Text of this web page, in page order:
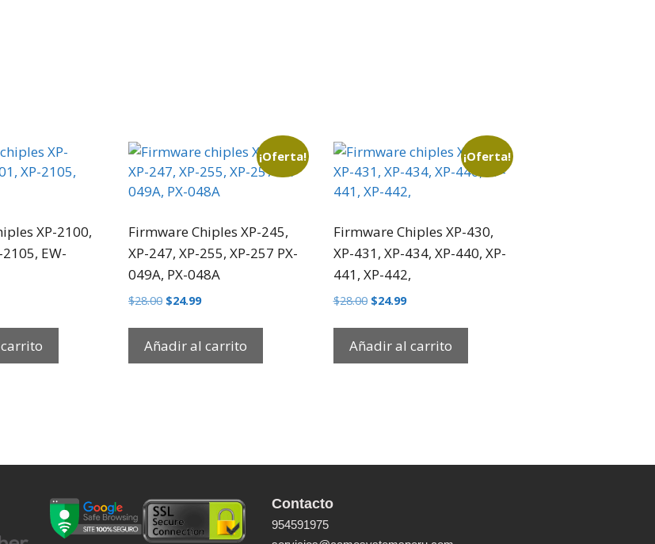
XP-2100,
EW-
¡Oferta!
Firmware Chiples XP-245,
XP-247, XP-255, XP-257 PX-
049A, PX-048A
$28.00 $24.99
Añadir al carrito
¡Oferta!
Firmware Chiples XP-430,
XP-431, XP-434, XP-440, XP-
441, XP-442,
$28.00 $24.99
Añadir al carrito
Contacto
954591975